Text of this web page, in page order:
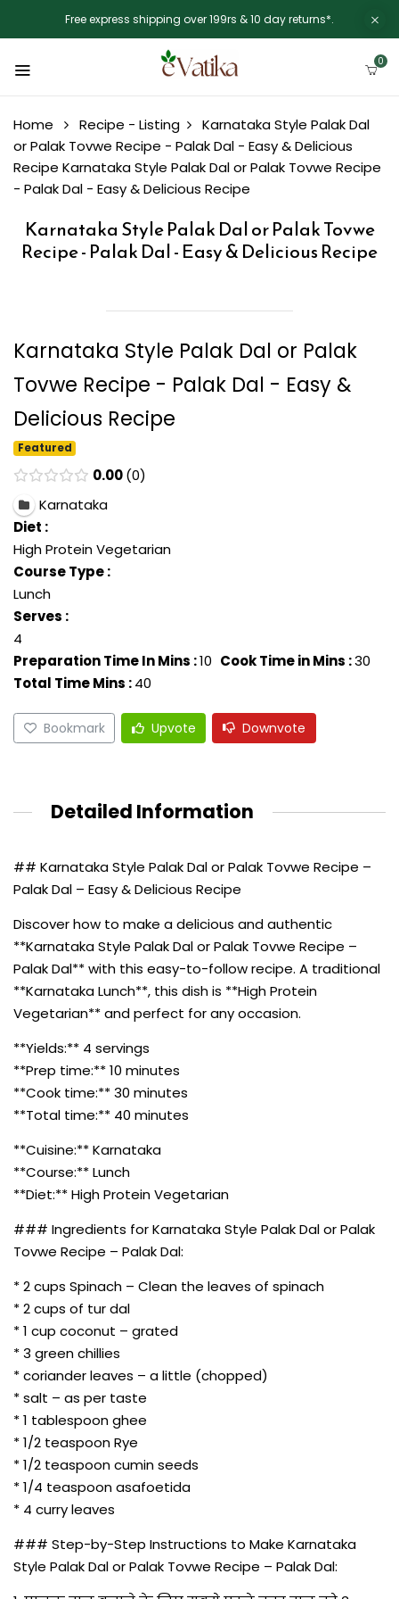
Free express shipping over 199rs & 10 day returns*.
0
Home Recipe - Listing
Karnataka Style Palak Dal
or Palak Tovwe Recipe - Palak Dal - Easy & Delicious
Recipe Karnataka Style Palak Dal or Palak Tovwe Recipe
- Palak Dal - Easy & Delicious Recipe
Karnataka Style Palak Dal or Palak Tovwe
Recipe - Palak Dal - Easy & Delicious Recipe
Karnataka Style Palak Dal or Palak
Tovwe Recipe - Palak Dal - Easy &
Delicious Recipe
Featured
0.00 0
Karnataka
Diet :
High Protein Vegetarian
Course Type :
Lunch
Serves :
4
Preparation Time In Mins :10 Cook Time in Mins :30
Total Time Mins :40
Bookmark Upvote Downvote
Detailed Information
## Karnataka Style Palak Dal or Palak Tovwe Recipe –
Palak Dal – Easy & Delicious Recipe
Discover how to make a delicious and authentic
**Karnataka Style Palak Dal or Palak Tovwe Recipe –
Palak Dal** with this easy-to-follow recipe. A traditional
**Karnataka Lunch**, this dish is **High Protein
Vegetarian** and perfect for any occasion.
**Yields:** 4 servings
**Prep time:** 10 minutes
**Cook time:** 30 minutes
**Total time:** 40 minutes
**Cuisine:** Karnataka
**Course:** Lunch
**Diet:** High Protein Vegetarian
### Ingredients for Karnataka Style Palak Dal or Palak
Tovwe Recipe – Palak Dal:
* 2 cups Spinach – Clean the leaves of spinach
* 2 cups of tur dal
* 1 cup coconut – grated
* 3 green chillies
* coriander leaves – a little (chopped)
* salt – as per taste
* 1 tablespoon ghee
* 1/2 teaspoon Rye
* 1/2 teaspoon cumin seeds
* 1/4 teaspoon asafoetida
* 4 curry leaves
### Step-by-Step Instructions to Make Karnataka
Style Palak Dal or Palak Tovwe Recipe – Palak Dal: